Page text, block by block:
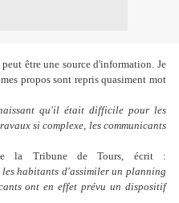
être une source d'information. Je
propos sont repris quasiment mot
qu'il était difficile pour les
si complexe, les communicants
la Tribune de Tours, écrit :
habitants d'assimiler un planning
ont en effet prévu un dispositif